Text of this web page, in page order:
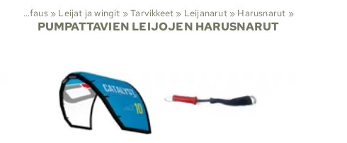
Leijasurffaus ‪» Leijat ja wingit ‪»Tarvikkeet ‪» Leijanarut ‪» Harusnarut ‪»
PUMPATTAVIEN LEIJOJEN HARUSNARUT